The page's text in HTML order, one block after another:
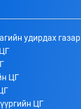
удирдах газар
ЦГ
ЦГ